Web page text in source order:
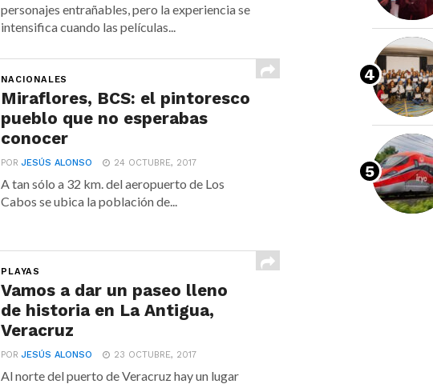
personajes entrañables, pero la experiencia se
intensifica cuando las películas...
NACIONALES
Miraflores, BCS: el pintoresco
pueblo que no esperabas
conocer
PORJESÚS ALONSO 24 OCTUBRE, 2017
A tan sólo a 32 km. del aeropuerto de Los
Cabos se ubica la población de...
PLAYAS
Vamos a dar un paseo lleno
de historia en La Antigua,
Veracruz
PORJESÚS ALONSO 23 OCTUBRE, 2017
Al norte del puerto de Veracruz hay un lugar